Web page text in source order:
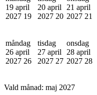
19 april
2027 19
20 april
2027 20
21 april
2027 21
måndag
26 april
2027 26
tisdag
27 april
2027 27
onsdag
28 april
2027 28
Vald månad: maj 2027